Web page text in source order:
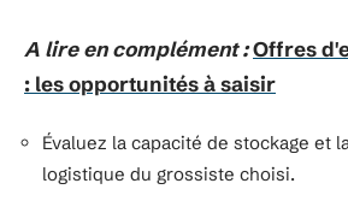
A lire en complément :Offres
: les opportunités à saisir
Évaluez la capacité de stockage et
logistique du grossiste choisi.